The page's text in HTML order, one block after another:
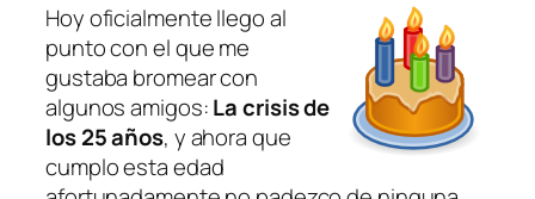
Hoy oficialmente llego al
punto con el que me
gustaba bromear con
algunos amigos:Lacrisisde
los 25 años, y ahora que
cumplo esta edad